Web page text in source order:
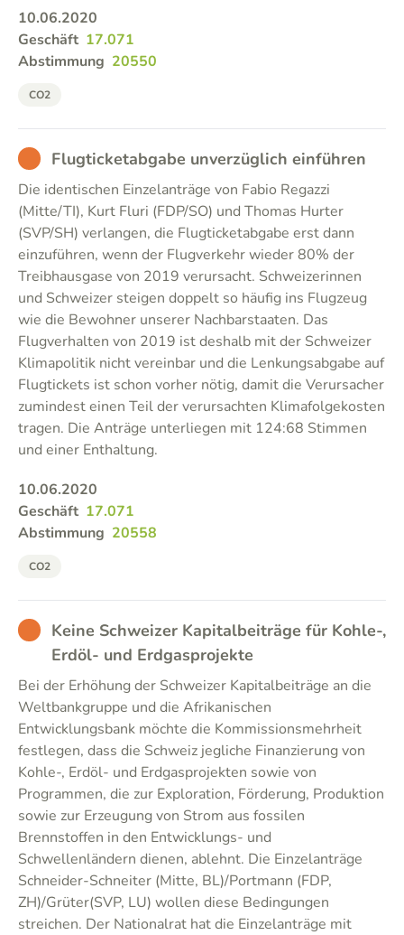
10.06.2020
Geschäft 17.071
Abstimmung 20550
CO2
BAD Flugticketabgabe unverzüglich einführen
Die identischen Einzelanträge von Fabio Regazzi
(Mitte/TI), Kurt Fluri (FDP/SO) und Thomas Hurter
(SVP/SH) verlangen, die Flugticketabgabe erst dann
einzuführen, wenn der Flugverkehr wieder 80% der
Treibhausgase von 2019 verursacht. Schweizerinnen
und Schweizer steigen doppelt so häufig ins Flugzeug
wie die Bewohner unserer Nachbarstaaten. Das
Flugverhalten von 2019 ist deshalb mit der Schweizer
Klimapolitik nicht vereinbar und die Lenkungsabgabe auf
Flugtickets ist schon vorher nötig, damit die Verursacher
zumindest einen Teil der verursachten Klimafolgekosten
tragen. Die Anträge unterliegen mit 124:68 Stimmen
und einer Enthaltung.
10.06.2020
Geschäft 17.071
Abstimmung 20558
CO2
BAD Keine Schweizer Kapitalbeiträge für Kohle-,
Erdöl- und Erdgasprojekte
Bei der Erhöhung der Schweizer Kapitalbeiträge an die
Weltbankgruppe und die Afrikanischen
Entwicklungsbank möchte die Kommissionsmehrheit
festlegen, dass die Schweiz jegliche Finanzierung von
Kohle-, Erdöl- und Erdgasprojekten sowie von
Programmen, die zur Exploration, Förderung, Produktion
sowie zur Erzeugung von Strom aus fossilen
Brennstoffen in den Entwicklungs- und
Schwellenländern dienen, ablehnt. Die Einzelanträge
Schneider-Schneiter (Mitte, BL)/Portmann (FDP,
ZH)/Grüter(SVP, LU) wollen diese Bedingungen
streichen. Der Nationalrat hat die Einzelanträge mit